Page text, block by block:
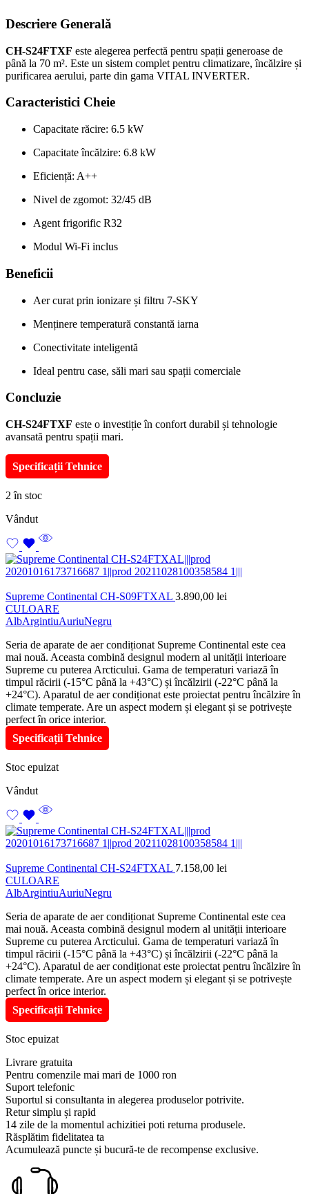
Descriere Generală
CH-S24FTXF este alegerea perfectă pentru spații generoase de
până la 70 m². Este un sistem complet pentru climatizare, încălzire și
purificarea aerului, parte din gama VITAL INVERTER.
Caracteristici Cheie
Capacitate răcire: 6.5 kW
Capacitate încălzire: 6.8 kW
Eficiență: A++
Nivel de zgomot: 32/45 dB
Agent frigorific R32
Modul Wi-Fi inclus
Beneficii
Aer curat prin ionizare și filtru 7-SKY
Menținere temperatură constantă iarna
Conectivitate inteligentă
Ideal pentru case, săli mari sau spații comerciale
Concluzie
CH-S24FTXF este o investiție în confort durabil și tehnologie
avansată pentru spații mari.
Specificații Tehnice
2 în stoc
Vândut
Supreme Continental CH-S09FTXAL 3.890,00 lei
CULOARE
AlbArgintiuAuriuNegru
Seria de aparate de aer condiționat Supreme Continental este cea
mai nouă. Aceasta combină designul modern al unității interioare
Supreme cu puterea Arcticului. Gama de temperaturi variază în
timpul răcirii (-15°C până la +43°C) și încălzirii (-22°C până la
+24°C). Aparatul de aer condiționat este proiectat pentru încălzire în
climate temperate. Are un aspect modern și elegant și se potrivește
perfect în orice interior.
Specificații Tehnice
Stoc epuizat
Vândut
Supreme Continental CH-S24FTXAL 7.158,00 lei
CULOARE
AlbArgintiuAuriuNegru
Seria de aparate de aer condiționat Supreme Continental este cea
mai nouă. Aceasta combină designul modern al unității interioare
Supreme cu puterea Arcticului. Gama de temperaturi variază în
timpul răcirii (-15°C până la +43°C) și încălzirii (-22°C până la
+24°C). Aparatul de aer condiționat este proiectat pentru încălzire în
climate temperate. Are un aspect modern și elegant și se potrivește
perfect în orice interior.
Specificații Tehnice
Stoc epuizat
Livrare gratuita
Pentru comenzile mai mari de 1000 ron
Suport telefonic
Suportul si consultanta in alegerea produselor potrivite.
Retur simplu și rapid
14 zile de la momentul achizitiei poti returna produsele.
Răsplătim fidelitatea ta
Acumulează puncte și bucură-te de recompense exclusive.